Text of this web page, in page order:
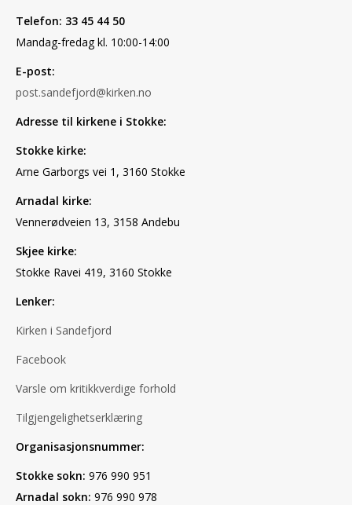
Telefon: 33 45 44 50
Mandag-fredag kl. 10:00-14:00
E-post:
post.sandefjord@kirken.no
Adresse til kirkene i Stokke:
Stokke kirke:
Arne Garborgs vei 1, 3160 Stokke
Arnadal kirke:
Vennerødveien 13, 3158 Andebu
Skjee kirke:
Stokke Ravei 419, 3160 Stokke
Lenker:
Kirken i Sandefjord
Facebook
Varsle om kritikkverdige forhold
Tilgjengelighetserklæring
Organisasjonsnummer:
Stokke sokn: 976 990 951
Arnadal sokn: 976 990 978